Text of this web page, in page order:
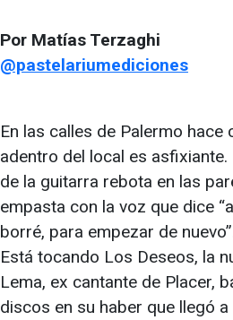
Por Matías Terzaghi
@pastelariumediciones
En las calles de Palermo hace
adentro del local es
de la guitarra rebota en las
empasta con la voz que dice
borré, para empezar de
Está tocando Los Deseos, la
Lema, ex cantante de Placer,
discos en su haber que llegó